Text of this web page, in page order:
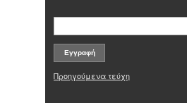
Προηγούμενα τεύχη